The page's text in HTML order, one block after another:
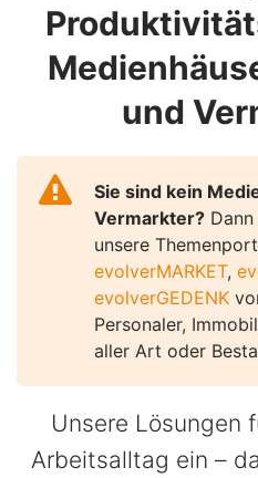
und
Sie sind kein
Vermarkter?
unsere
evolverMARKET,
evolverGEDENK
Personaler,
aller Art oder
Unsere Lösungen
Arbeitsalltag ein –